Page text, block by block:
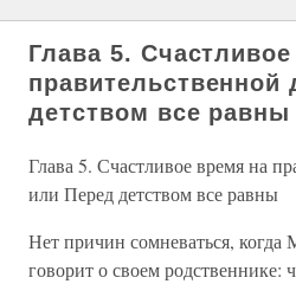
Глава 5.
детством все равны
Глава 5. Счастливое время на
или Перед детством все равны
Нет причин сомневаться,
говорит о своем родственнике: